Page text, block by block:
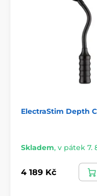
ElectraStim Depth
Skladem, v pátek 7.
4 189 Kč